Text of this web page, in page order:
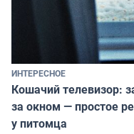
ИНТЕРЕСНОЕ
Кошачий телевизор:
за окном — простое
у питомца